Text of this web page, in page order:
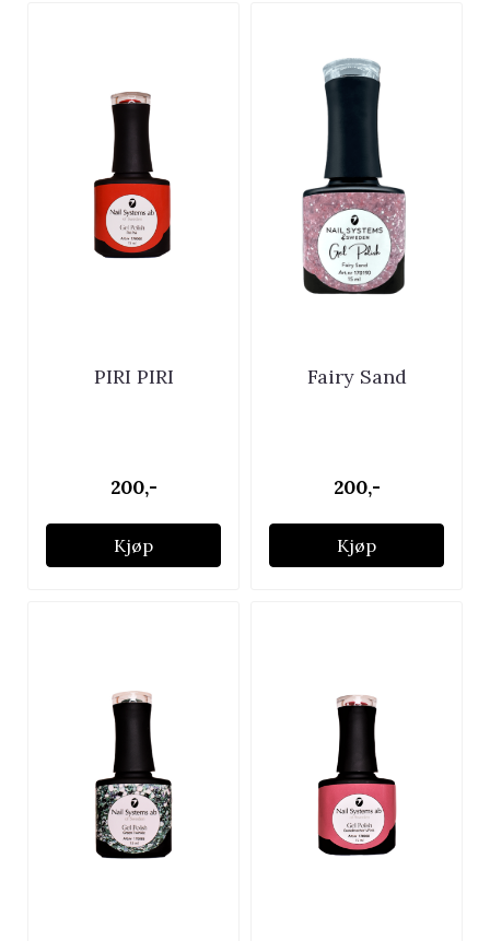
PIRI PIRI
200,-
Kjøp
Fairy Sand
200,-
Kjøp